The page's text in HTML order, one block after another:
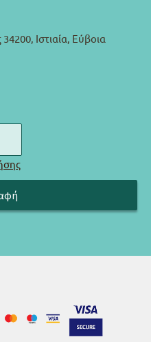
Ιστιαία, Εύβοια